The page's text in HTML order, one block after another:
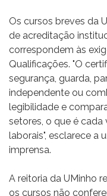
Os cursos breves da
de acreditação
correspondem às
Qualificações. "O
segurança, guarda,
independente ou
legibilidade e
setores, o que é
laborais", esclarece a
imprensa.
A reitoria da UMinho
os cursos não